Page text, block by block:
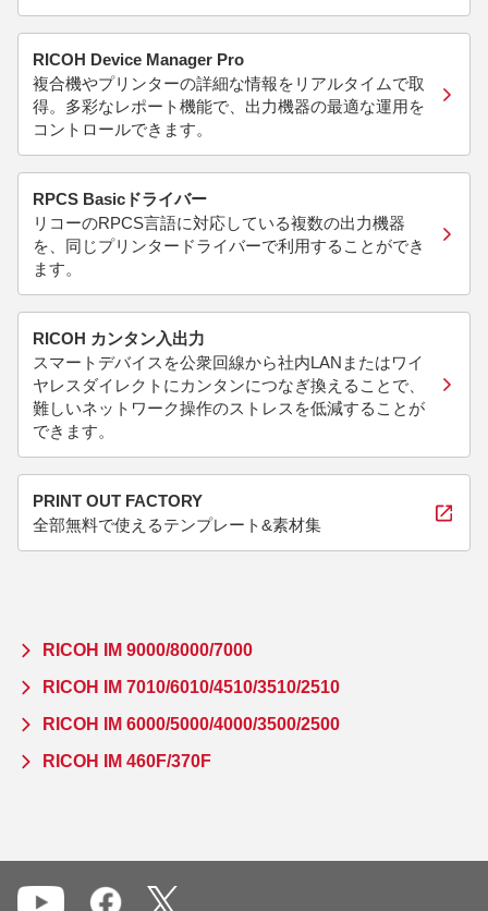
RICOH Device Manager Pro
複合機やプリンターの詳細な情報をリアルタイムで取
得。多彩なレポート機能で、出力機器の最適な運用を
コントロールできます。
RPCS Basicドライバー
リコーのRPCS言語に対応している複数の出力機器
を、同じプリンタードライバーで利用することができ
ます。
RICOH カンタン入出力
スマートデバイスを公衆回線から社内LANまたはワイ
ヤレスダイレクトにカンタンにつなぎ換えることで、
難しいネットワーク操作のストレスを低減することが
できます。
PRINT OUT FACTORY
全部無料で使えるテンプレート&素材集
RICOH IM 9000/8000/7000
RICOH IM 7010/6010/4510/3510/2510
RICOH IM 6000/5000/4000/3500/2500
RICOH IM 460F/370F